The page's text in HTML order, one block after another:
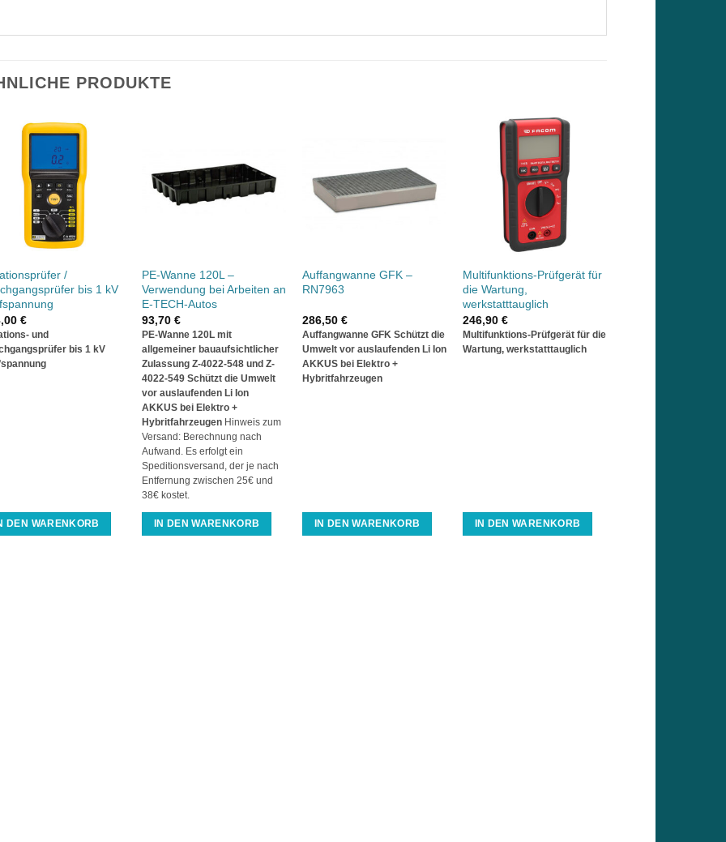
PRODUKTE
/
bis 1 kV
€
und
bis 1 kV
DEN WARENKORB
PE-Wanne 120L –
Verwendung bei Arbeiten an
E-TECH-Autos
93,70€
PE-Wanne 120L mit
allgemeiner bauaufsichtlicher
Zulassung Z-4022-548 und Z-
4022-549 Schützt die Umwelt
vor auslaufenden Li Ion
AKKUS bei Elektro +
Hybritfahrzeugen Hinweis zum
Versand: Berechnung nach
Aufwand. Es erfolgt ein
Speditionsversand, der je nach
Entfernung zwischen 25€ und
38€ kostet.
IN DEN WARENKORB
Auffangwanne GFK –
RN7963
286,50€
Auffangwanne GFK Schützt die
Umwelt vor auslaufenden Li Ion
AKKUS bei Elektro +
Hybritfahrzeugen
IN DEN WARENKORB
Multifunktions-Prüfgerät für
die Wartung,
werkstatttauglich
246,90 €
Multifunktions-Prüfgerät für die
Wartung, werkstatttauglich
IN DEN WARENKORB